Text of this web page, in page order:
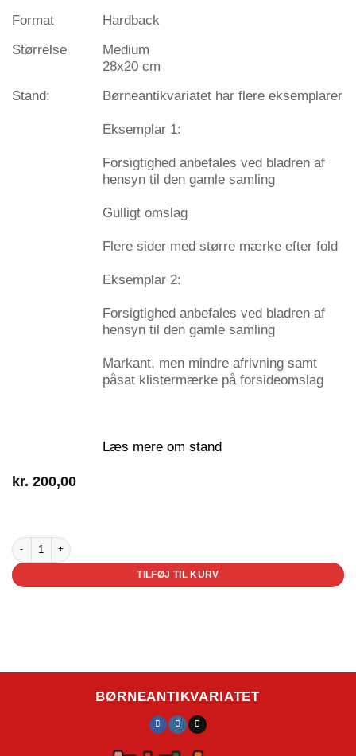
Format
Hardback
Størrelse
Medium
28x20 cm
Stand:
Børneantikvariatet har flere eksemplarer
Eksemplar 1:
Forsigtighed anbefales ved bladren af
hensyn til den gamle samling
Gulligt omslag
Flere sider med større mærke efter fold
Eksemplar 2:
Forsigtighed anbefales ved bladren af
hensyn til den gamle samling
Markant, men mindre afrivning samt
påsat klistermærke på forsideomslag
Læs mere om stand
kr. 200,00
Spirebogen antal
TILFØJ TIL KURV
BØRNEANTIKVARIATET